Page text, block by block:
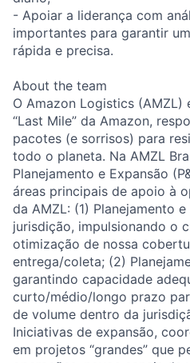
- Apoiar a liderança com
importantes para garantir
rápida e precisa.
About the team
O Amazon Logistics (AMZL)
“Last Mile” da Amazon,
pacotes (e sorrisos) para
todo o planeta. Na AMZL
Planejamento e Expansão
áreas principais de apoio à
da AMZL: (1) Planejamento
jurisdição, impulsionando o
otimização de nossa
entrega/coleta; (2)
garantindo capacidade
curto/médio/longo prazo
de volume dentro da
Iniciativas de expansão,
em projetos “grandes” que